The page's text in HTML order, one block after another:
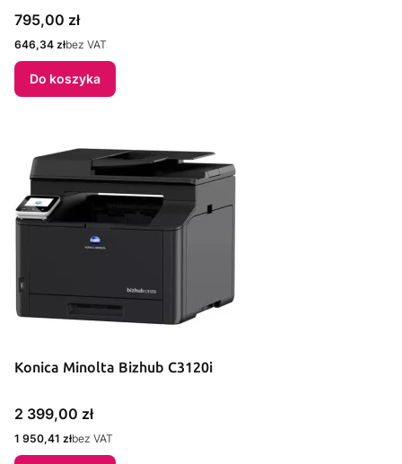
Cena
795,00 zł
Cena
646,34 złbez VAT
Do koszyka
Konica Minolta Bizhub C3120i
Cena
2 399,00 zł
Cena
1 950,41 złbez VAT